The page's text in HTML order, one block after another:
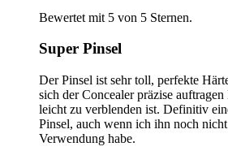
Bewertet mit 5 von 5 Sternen.
Super Pinsel
Der Pinsel ist sehr toll, perfekte
sich der Concealer präzise
leicht zu verblenden ist. Definitiv
Pinsel, auch wenn ich ihn noch
Verwendung habe.